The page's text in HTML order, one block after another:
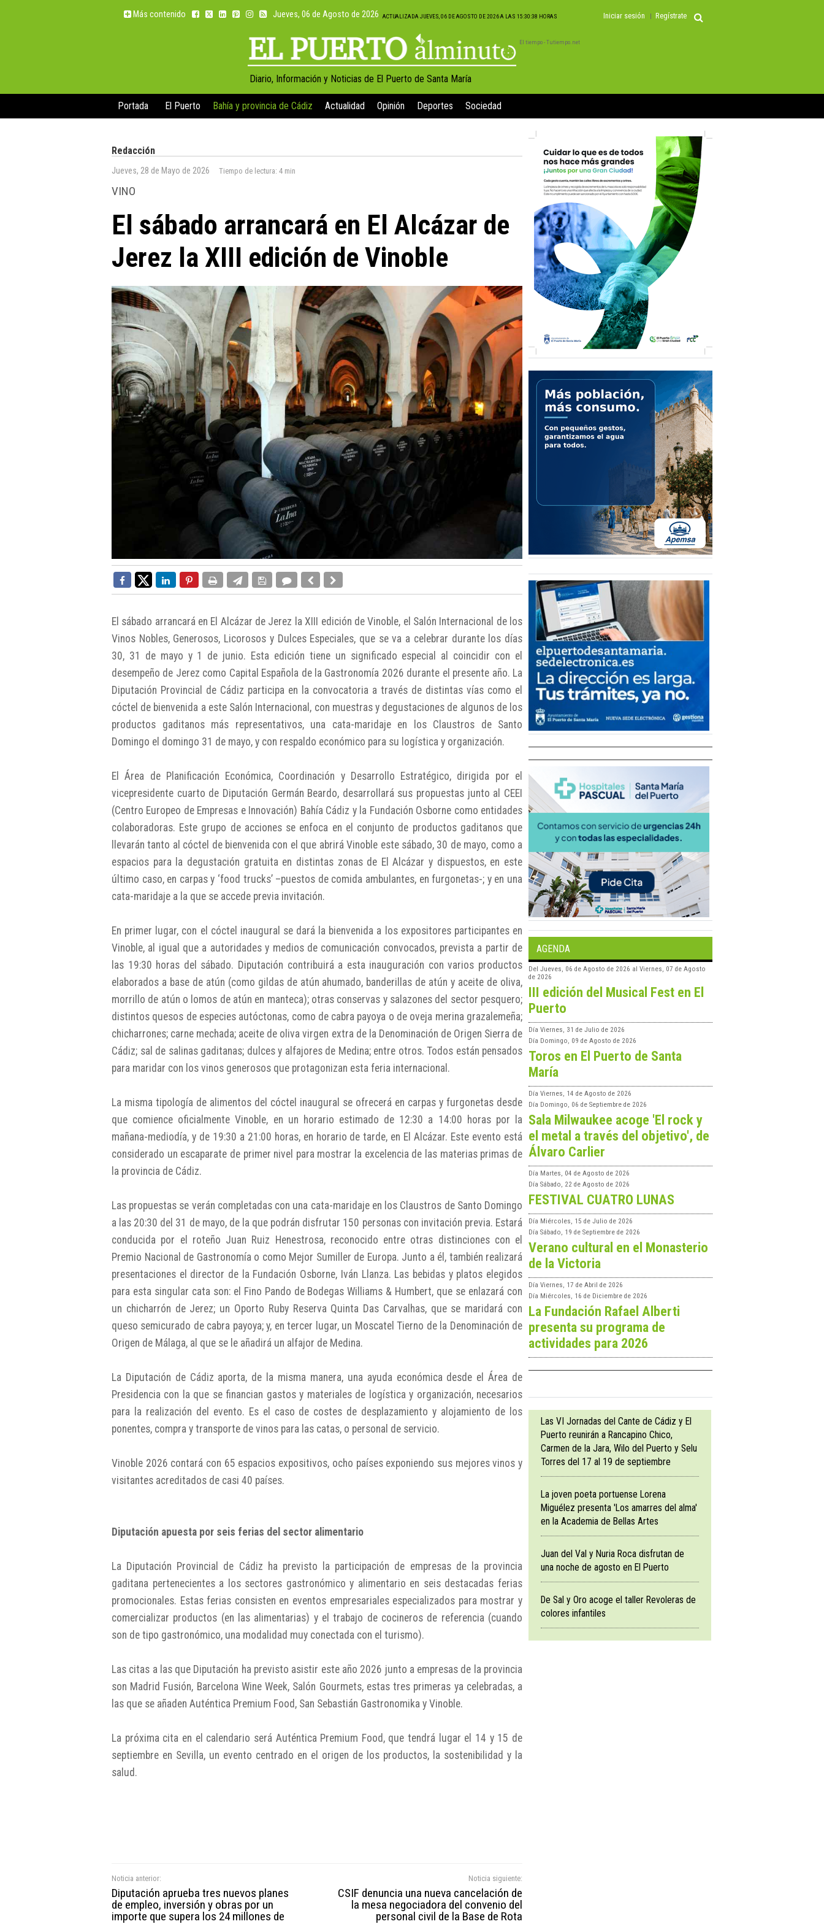
Más contenido Jueves, 06 de Agosto de 2026 ACTUALIZADA JUEVES, 06 DE AGOSTO DE 2026 A LAS 15:30:38 HORAS Iniciar sesión Regístrate
Diario, Información y Noticias de El Puerto de Santa María
El tiempo - Tutiempo.net
Portada El Puerto Bahía y provincia de Cádiz Actualidad Opinión Deportes Sociedad
Redacción
Jueves, 28 de Mayo de 2026 Tiempo de lectura: 4 min
VINO
El sábado arrancará en El Alcázar de
Jerez la XIII edición de Vinoble
El sábado arrancará en El Alcázar de Jerez la XIII edición de Vinoble, el Salón Internacional de los
Vinos Nobles, Generosos, Licorosos y Dulces Especiales, que se va a celebrar durante los días
30, 31 de mayo y 1 de junio. Esta edición tiene un significado especial al coincidir con el
desempeño de Jerez como Capital Española de la Gastronomía 2026 durante el presente año. La
Diputación Provincial de Cádiz participa en la convocatoria a través de distintas vías como el
cóctel de bienvenida a este Salón Internacional, con muestras y degustaciones de algunos de los
productos gaditanos más representativos, una cata-maridaje en los Claustros de Santo
Domingo el domingo 31 de mayo, y con respaldo económico para su logística y organización.
El Área de Planificación Económica, Coordinación y Desarrollo Estratégico, dirigida por el
vicepresidente cuarto de Diputación Germán Beardo, desarrollará sus propuestas junto al CEEI
(Centro Europeo de Empresas e Innovación) Bahía Cádiz y la Fundación Osborne como entidades
colaboradoras. Este grupo de acciones se enfoca en el conjunto de productos gaditanos que
llevarán tanto al cóctel de bienvenida con el que abrirá Vinoble este sábado, 30 de mayo, como a
espacios para la degustación gratuita en distintas zonas de El Alcázar y dispuestos, en este
último caso, en carpas y ‘food trucks’ –puestos de comida ambulantes, en furgonetas-; y en una
cata-maridaje a la que se accede previa invitación.
En primer lugar, con el cóctel inaugural se dará la bienvenida a los expositores participantes en
Vinoble, al igual que a autoridades y medios de comunicación convocados, prevista a partir de
las 19:30 horas del sábado. Diputación contribuirá a esta inauguración con varios productos
elaborados a base de atún (como gildas de atún ahumado, banderillas de atún y aceite de oliva,
morrillo de atún o lomos de atún en manteca); otras conservas y salazones del sector pesquero;
distintos quesos de especies autóctonas, como de cabra payoya o de oveja merina grazalemeña;
chicharrones; carne mechada; aceite de oliva virgen extra de la Denominación de Origen Sierra de
Cádiz; sal de salinas gaditanas; dulces y alfajores de Medina; entre otros. Todos están pensados
para maridar con los vinos generosos que protagonizan esta feria internacional.
La misma tipología de alimentos del cóctel inaugural se ofrecerá en carpas y furgonetas desde
que comience oficialmente Vinoble, en un horario estimado de 12:30 a 14:00 horas por la
mañana-mediodía, y de 19:30 a 21:00 horas, en horario de tarde, en El Alcázar. Este evento está
considerado un escaparate de primer nivel para mostrar la excelencia de las materias primas de
la provincia de Cádiz.
Las propuestas se verán completadas con una cata-maridaje en los Claustros de Santo Domingo
a las 20:30 del 31 de mayo, de la que podrán disfrutar 150 personas con invitación previa. Estará
conducida por el roteño Juan Ruiz Henestrosa, reconocido entre otras distinciones con el
Premio Nacional de Gastronomía o como Mejor Sumiller de Europa. Junto a él, también realizará
presentaciones el director de la Fundación Osborne, Iván Llanza. Las bebidas y platos elegidos
para esta singular cata son: el Fino Pando de Bodegas Williams & Humbert, que se enlazará con
un chicharrón de Jerez; un Oporto Ruby Reserva Quinta Das Carvalhas, que se maridará con
queso semicurado de cabra payoya; y, en tercer lugar, un Moscatel Tierno de la Denominación de
Origen de Málaga, al que se le añadirá un alfajor de Medina.
La Diputación de Cádiz aporta, de la misma manera, una ayuda económica desde el Área de
Presidencia con la que se financian gastos y materiales de logística y organización, necesarios
para la realización del evento. Es el caso de costes de desplazamiento y alojamiento de los
ponentes, compra y transporte de vinos para las catas, o personal de servicio.
Vinoble 2026 contará con 65 espacios expositivos, ocho países exponiendo sus mejores vinos y
visitantes acreditados de casi 40 países.
Diputación apuesta por seis ferias del sector alimentario
La Diputación Provincial de Cádiz ha previsto la participación de empresas de la provincia
gaditana pertenecientes a los sectores gastronómico y alimentario en seis destacadas ferias
promocionales. Estas ferias consisten en eventos empresariales especializados para mostrar y
comercializar productos (en las alimentarias) y el trabajo de cocineros de referencia (cuando
son de tipo gastronómico, una modalidad muy conectada con el turismo).
Las citas a las que Diputación ha previsto asistir este año 2026 junto a empresas de la provincia
son Madrid Fusión, Barcelona Wine Week, Salón Gourmets, estas tres primeras ya celebradas, a
las que se añaden Auténtica Premium Food, San Sebastián Gastronomika y Vinoble.
La próxima cita en el calendario será Auténtica Premium Food, que tendrá lugar el 14 y 15 de
septiembre en Sevilla, un evento centrado en el origen de los productos, la sostenibilidad y la
salud.
Noticia anterior:
Diputación aprueba tres nuevos planes
de empleo, inversión y obras por un
importe que supera los 24 millones de
Noticia siguiente:
CSIF denuncia una nueva cancelación de
la mesa negociadora del convenio del
personal civil de la Base de Rota
AGENDA
Del Jueves, 06 de Agosto de 2026 al Viernes, 07 de Agosto
de 2026
III edición del Musical Fest en El
Puerto
Día Viernes, 31 de Julio de 2026
Día Domingo, 09 de Agosto de 2026
Toros en El Puerto de Santa
María
Día Viernes, 14 de Agosto de 2026
Día Domingo, 06 de Septiembre de 2026
Sala Milwaukee acoge 'El rock y
el metal a través del objetivo', de
Álvaro Carlier
Día Martes, 04 de Agosto de 2026
Día Sábado, 22 de Agosto de 2026
FESTIVAL CUATRO LUNAS
Día Miércoles, 15 de Julio de 2026
Día Sábado, 19 de Septiembre de 2026
Verano cultural en el Monasterio
de la Victoria
Día Viernes, 17 de Abril de 2026
Día Miércoles, 16 de Diciembre de 2026
La Fundación Rafael Alberti
presenta su programa de
actividades para 2026
Las VI Jornadas del Cante de Cádiz y El
Puerto reunirán a Rancapino Chico,
Carmen de la Jara, Wilo del Puerto y Selu
Torres del 17 al 19 de septiembre
La joven poeta portuense Lorena
Miguélez presenta 'Los amarres del alma'
en la Academia de Bellas Artes
Juan del Val y Nuria Roca disfrutan de
una noche de agosto en El Puerto
De Sal y Oro acoge el taller Revoleras de
colores infantiles